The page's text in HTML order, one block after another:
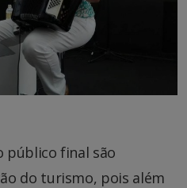
público final são
do turismo, pois além